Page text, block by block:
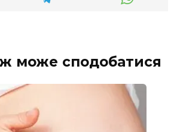
може сподобатися